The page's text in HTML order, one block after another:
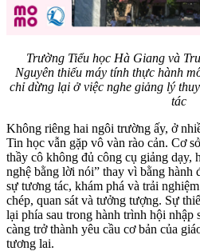
Trường Tiểu học Hà Giang và
Nguyên thiếu máy tính thực hành
chỉ dừng lại ở việc nghe giảng lý
tác
Không riêng hai ngôi trường ấy, ở
Tin học vẫn gặp vô vàn rào cản. Cơ
thầy cô không đủ công cụ giảng dạy,
nghệ bằng lời nói” thay vì bằng hành
sự tương tác, khám phá và trải
chép, quan sát và tưởng tượng. Sự
lại phía sau trong hành trình hội
càng trở thành yêu cầu cơ bản của
tương lai.